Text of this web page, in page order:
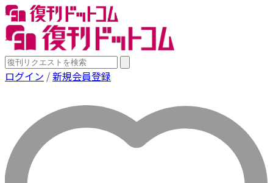
ログイン /新規会員登録